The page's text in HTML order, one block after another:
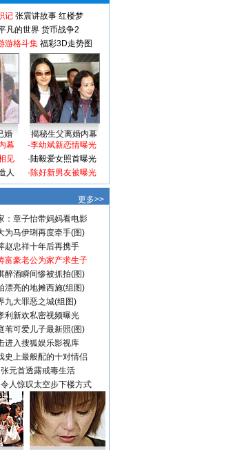
记 张震讲故事 红楼梦
凡的世界 货币战争2
游格斗集 福彩3D走势图
婚
揭秘生父离婚内幕
幕
见
人
·李幼斌新恋情曝光
·陆毅爱女照首曝光
·陈好新男友被曝光
更多>>
：章子怡带妈妈看电影
为马伊琍再度牵手(图)
赵忠祥十年后再携手
富豪老公为家产求生子
醉酒瞬间惨被抓拍(图)
漂亮的地摊西施(组图)
九大罪恶之城(组图)
利新欢私密视频曝光
苇可爱儿子最新照(图)
进入搜狐娱乐影视库
史上最般配的十对情侣
张元首透露戒毒生活
令人惊叹太空步下楼方式